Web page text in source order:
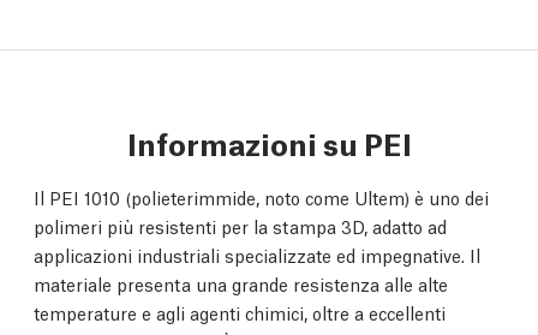
Informazioni su PEI
Il PEI 1010 (polieterimmide, noto come Ultem) è uno dei
polimeri più resistenti per la stampa 3D, adatto ad
applicazioni industriali specializzate ed impegnative. Il
materiale presenta una grande resistenza alle alte
temperature e agli agenti chimici, oltre a eccellenti